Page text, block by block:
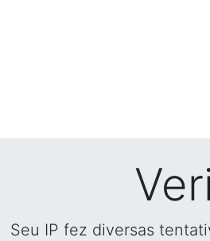
Seu IP fez diversas